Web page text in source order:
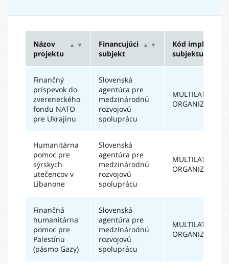
Názov
projektu
▲ ▼
Financujúci
subjekt
▲ ▼
Kód impl.
subjektu
Finančný
príspevok do
zvereneckého
fondu NATO
pre Ukrajinu
Slovenská
agentúra pre
medzinárodnú
rozvojovú
spoluprácu
ORGANIZÁCIE
Humanitárna
pomoc pre
sýrskych
utečencov v
Libanone
Slovenská
agentúra pre
medzinárodnú
rozvojovú
spoluprácu
ORGANIZÁCIE
Finančná
humanitárna
pomoc pre
Palestínu
(pásmo Gazy)
Slovenská
agentúra pre
medzinárodnú
rozvojovú
spoluprácu
ORGANIZÁCIE